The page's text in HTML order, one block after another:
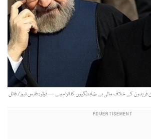
کے خلاف مالی بے ضابطگیوں کا الزام ہے — فوٹو : فارس نیوز/ فائل